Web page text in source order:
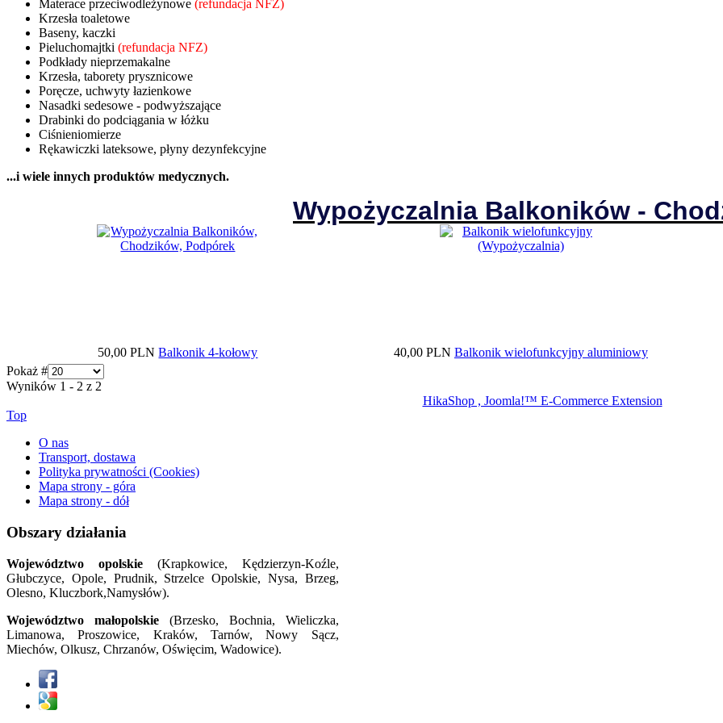
Materace przeciwodleżynowe (refundacja NFZ)
Krzesła toaletowe
Baseny, kaczki
Pieluchomajtki (refundacja NFZ)
Podkłady nieprzemakalne
Krzesła, taborety prysznicowe
Poręcze, uchwyty łazienkowe
Nasadki sedesowe - podwyższające
Drabinki do podciągania w łóżku
Ciśnieniomierze
Rękawiczki lateksowe, płyny dezynfekcyjne
...i wiele innych produktów medycznych.
Wypożyczalnia Balkoników -
50,00 PLN Balkonik 4-kołowy 40,00 PLN Balkonik wielofunkcyjny aluminiowy
Pokaż #
Wyników 1 - 2 z 2
HikaShop , Joomla!™ E-Commerce Extension
Top
O nas
Transport, dostawa
Polityka prywatności (Cookies)
Mapa strony - góra
Mapa strony - dół
Obszary działania
Województwo opolskie (Krapkowice, Kędzierzyn-Koźle,
Głubczyce, Opole, Prudnik, Strzelce Opolskie, Nysa, Brzeg,
Olesno, Kluczbork,Namysłów).
Województwo małopolskie(Brzesko, Bochnia, Wieliczka,
Limanowa, Proszowice, Kraków, Tarnów, Nowy Sącz,
Miechów, Olkusz, Chrzanów, Oświęcim, Wadowice).